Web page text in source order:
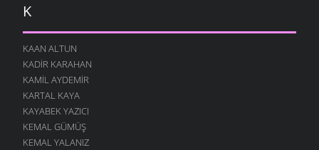
K
KAAN ALTUN
KADIR KARAHAN
KAMIL AYDEMIR
KARTAL KAYA
KAYABEK YAZICI
KEMAL GÜMÜŞ
KEMAL YALANIZ